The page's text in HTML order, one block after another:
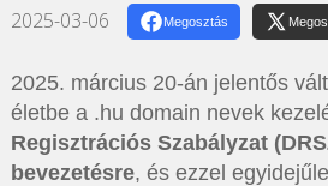
2025-03-06 Megosztás
2025. március 20-án jelentős
életbe a .hu domain nevek
Regisztrációs Szabályzat
bevezetésre, és ezzel